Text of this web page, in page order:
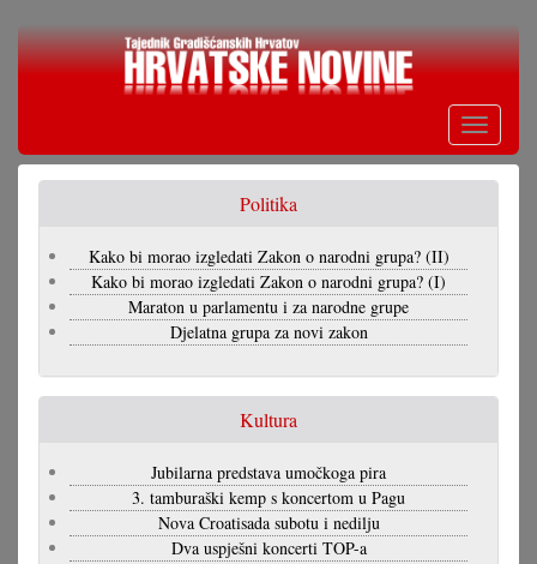
Skoči
Toggle
Politika
Kako bi morao izgledati Zakon o narodni grupa? (II)
Kako bi morao izgledati Zakon o narodni grupa? (I)
Maraton u parlamentu i za narodne grupe
Djelatna grupa za novi zakon
Kultura
Jubilarna predstava umočkoga pira
3. tamburaški kemp s koncertom u Pagu
Nova Croatisada subotu i nedilju
Dva uspješni koncerti TOP-a